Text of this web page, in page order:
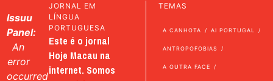
Issuu
Panel:
An
error
occurred
JORNAL EM
LÍNGUA
PORTUGUESA
Este é o jornal
Hoje Macau na
internet. Somos
TEMAS
A CANHOTA AI PORTUGAL
ANTROPOFOBIAS
A OUTRA FACE